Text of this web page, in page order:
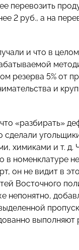
перевозить
2 руб., а на
и что в
резерва 5% от
и
«разбирать»
химиками и т. д.
номенклатуре
он не видит в
Восточного
выполняют